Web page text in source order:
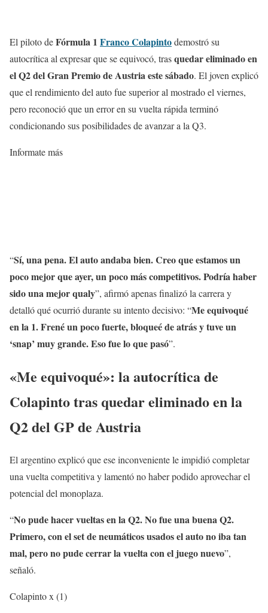
El piloto deFórmula 1 Franco Colapintodemostró su
autocrítica al expresar que se equivocó, trasquedar eliminado en
el Q2 del Gran Premio de Austria este sábado. El joven explicó
que el rendimiento del auto fue superior al mostrado el viernes,
pero reconoció que un error en su vuelta rápida terminó
condicionando sus posibilidades de avanzar a la Q3.
Informate más
“Sí, una pena. El auto andaba bien. Creo que estamos un
poco mejor que ayer, un poco más competitivos. Podría haber
sido una mejor qualy”, afirmó apenas finalizó la carrera y
detalló qué ocurrió durante su intento decisivo: “Me equivoqué
en la 1. Frené un poco fuerte, bloqueé de atrás y tuve un
‘snap’ muy grande. Eso fue lo que pasó”.
«Me equivoqué»: la autocrítica de
Colapinto tras quedar eliminado en la
Q2 del GP de Austria
El argentino explicó que ese inconveniente le impidió completar
una vuelta competitiva y lamentó no haber podido aprovechar el
potencial del monoplaza.
“No pude hacer vueltas en la Q2. No fue una buena Q2.
Primero, con el set de neumáticos usados el auto no iba tan
mal, pero no pude cerrar la vuelta con el juego nuevo”,
señaló.
Colapinto x (1)